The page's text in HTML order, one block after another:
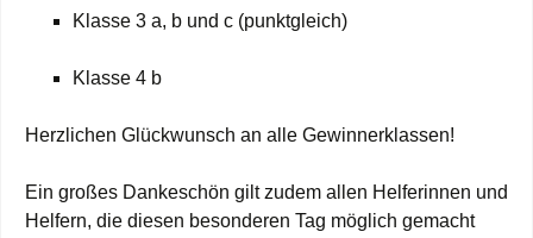
Klasse 3 a, b und c (punktgleich)
Klasse 4 b
Herzlichen Glückwunsch an alle Gewinnerklassen!
Ein großes Dankeschön gilt zudem allen Helferinnen und
Helfern, die diesen besonderen Tag möglich gemacht